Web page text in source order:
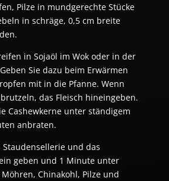
Pilze in mundgerechte Stücke
in schräge, 0,5 cm breite
in Sojaöl im Wok oder in der
Sie dazu beim Erwärmen
mit in die Pfanne. Wenn
das Fleisch hineingeben.
Cashewkerne unter ständigem
anbraten.
und das
geben und 1 Minute unter
Chinakohl, Pilze und